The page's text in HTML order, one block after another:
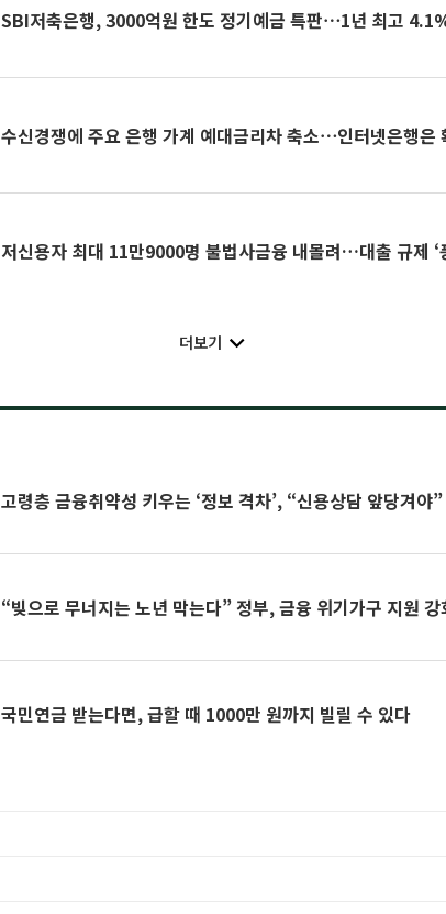
SBI저축은행, 3000억원 한도 정기예금 특판⋯1년 최고
수신경쟁에 주요 은행 가계 예대금리차 축소⋯인터넷은행은
저신용자 최대 11만9000명 불법사금융 내몰려…대출 규제 ‘
더보기
고령층 금융취약성 키우는 ‘정보 격차’, “신용상담 앞당겨야”
“빚으로 무너지는 노년 막는다” 정부, 금융 위기가구 지원 강
국민연금 받는다면, 급할 때 1000만 원까지 빌릴 수 있다